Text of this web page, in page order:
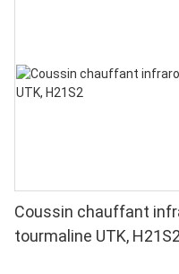
Coussin chauffant
tourmaline UTK, H21S2